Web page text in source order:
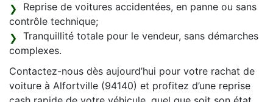
Reprise de voitures accidentées, en panne ou sans
contrôle technique;
Tranquillité totale pour le vendeur, sans démarches
complexes.
Contactez-nous dès aujourd’hui pour votre rachat de
voiture à Alfortville (94140) et profitez d’une reprise